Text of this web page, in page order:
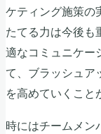
ケティング施策の
たてる力は今後も
適なコミュニケー
て、ブラッシュア
を高めていくこと
時にはチームメン